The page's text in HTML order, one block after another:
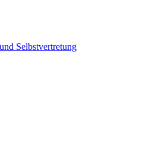
Selbstvertretung